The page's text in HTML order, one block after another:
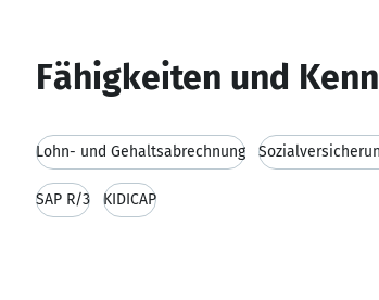
Fähigkeiten und
Lohn- und Gehaltsabrechnung
SAP R/3 KIDICAP